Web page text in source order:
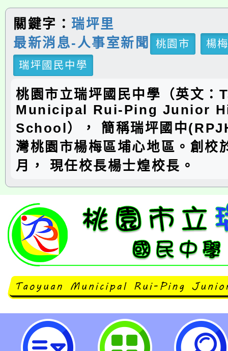
關鍵字： 瑞坪里
最新消息-人事室新聞
桃園市
楊
瑞坪國民中學
桃園市立瑞坪國民中學（英文：
Municipal Rui-Ping Junior
School）， 簡稱瑞坪國中
灣桃園市楊梅區埔心地區。創校
月， 現任校長楊士煌校長。
neilrpjhstyc網站設計者：徐嘉